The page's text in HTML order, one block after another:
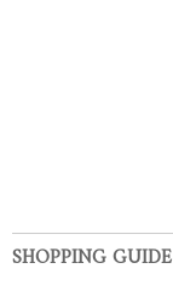
SHOPPING GUIDE